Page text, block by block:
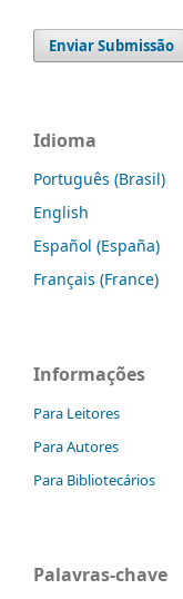
Enviar Submissão
Idioma
Português (Brasil)
English
Español (España)
Français (France)
Informações
Para Leitores
Para Autores
Para Bibliotecários
Palavras-chave